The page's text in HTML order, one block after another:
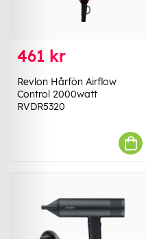
461 kr
Revlon Hårfön Airflow
Control 2000watt
RVDR5320